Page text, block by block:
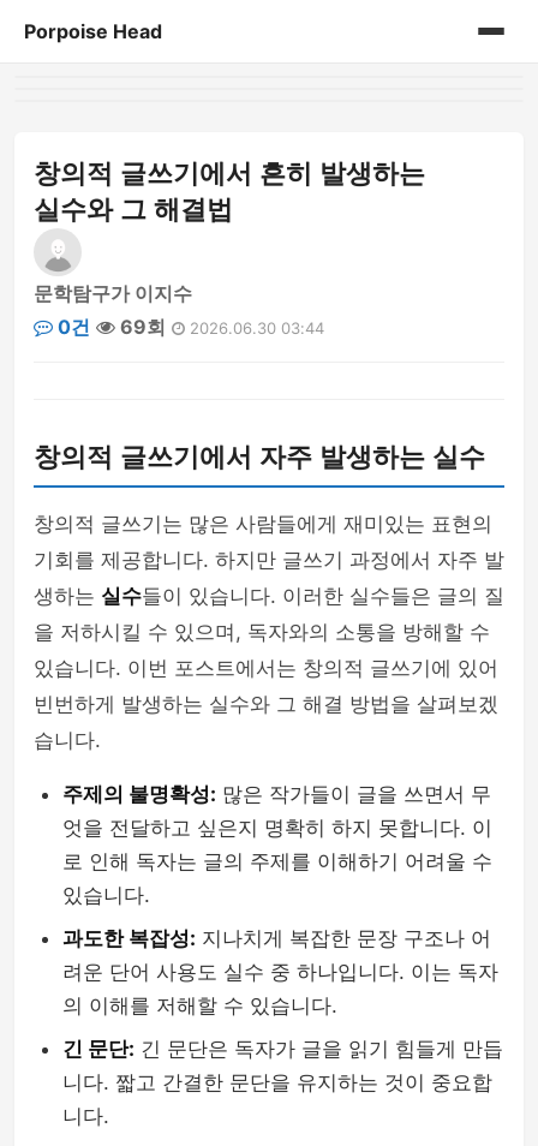
Porpoise Head
창의적 글쓰기에서 흔히 발생하는
실수와 그 해결법
문학탐구가 이지수
0건
69회 2026.06.30 03:44
창의적 글쓰기에서 자주 발생하는 실수
창의적 글쓰기는 많은 사람들에게 재미있는 표현의
기회를 제공합니다. 하지만 글쓰기 과정에서 자주 발
생하는 실수들이 있습니다. 이러한 실수들은 글의 질
을 저하시킬 수 있으며, 독자와의 소통을 방해할 수
있습니다. 이번 포스트에서는 창의적 글쓰기에 있어
빈번하게 발생하는 실수와 그 해결 방법을 살펴보겠
습니다.
주제의 불명확성: 많은 작가들이 글을 쓰면서 무
엇을 전달하고 싶은지 명확히 하지 못합니다. 이
로 인해 독자는 글의 주제를 이해하기 어려울 수
있습니다.
과도한 복잡성: 지나치게 복잡한 문장 구조나 어
려운 단어 사용도 실수 중 하나입니다. 이는 독자
의 이해를 저해할 수 있습니다.
긴 문단: 긴 문단은 독자가 글을 읽기 힘들게 만듭
니다. 짧고 간결한 문단을 유지하는 것이 중요합
니다.